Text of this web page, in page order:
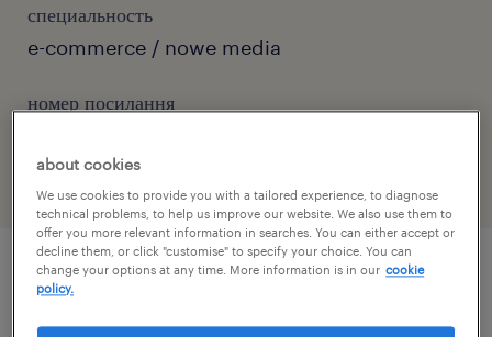
специальность
e-commerce / nowe media
номер посилання
описание должности
about cookies
We use cookies to provide you with a tailored experience, to diagnose
technical problems, to help us improve our website. We also use them to
offer you more relevant information in searches. You can either accept or
decline them, or click "customise" to specify your choice. You can
change your options at any time. More information is in our cookie
policy.